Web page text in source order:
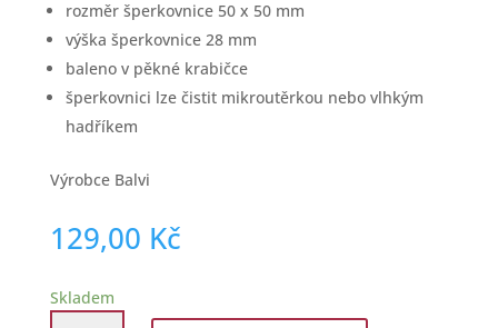
rozměr šperkovnice 50 x 50 mm
výška šperkovnice 28 mm
baleno v pěkné krabičce
šperkovnici lze čistit mikroutěrkou nebo vlhkým
hadříkem
Výrobce Balvi
129,00 Kč
Skladem